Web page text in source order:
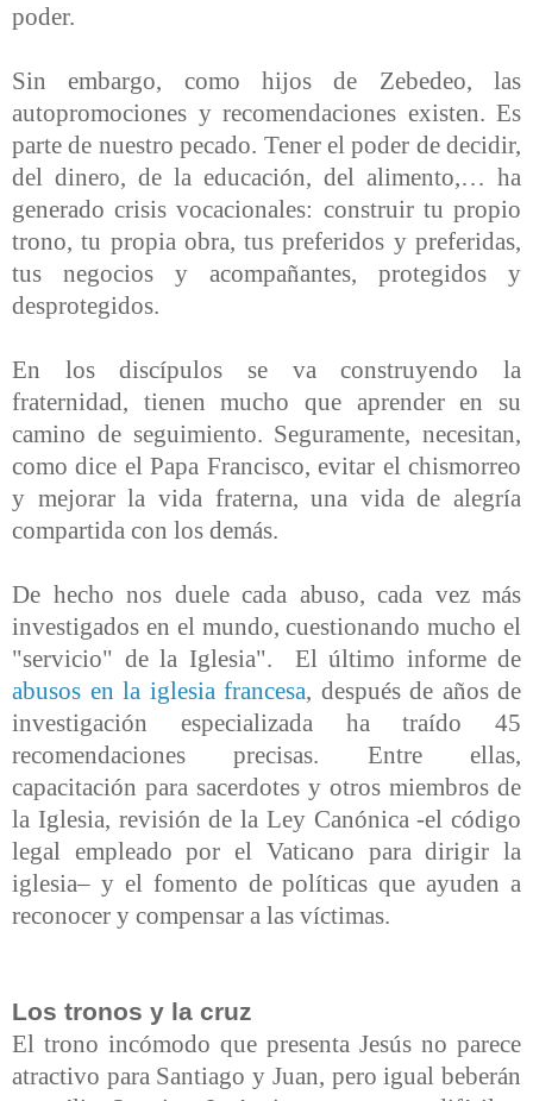
poder.
Sin embargo, como hijos de Zebedeo, las
autopromociones y recomendaciones existen. Es
parte de nuestro pecado. Tener el poder de decidir,
del dinero, de la educación, del alimento,… ha
generado crisis vocacionales: construir tu propio
trono, tu propia obra, tus preferidos y preferidas,
tus negocios y acompañantes, protegidos y
desprotegidos.
En los discípulos se va construyendo la
fraternidad, tienen mucho que aprender en su
camino de seguimiento. Seguramente, necesitan,
como dice el Papa Francisco, evitar el chismorreo
y mejorar la vida fraterna, una vida de alegría
compartida con los demás.
De hecho nos duele cada abuso, cada vez más
investigados en el mundo, cuestionando mucho el
"servicio" de la Iglesia". El último informe de
abusos en la iglesia francesa, después de años de
investigación especializada ha traído 45
recomendaciones precisas. Entre ellas,
capacitación para sacerdotes y otros miembros de
la Iglesia, revisión de la Ley Canónica -el código
legal empleado por el Vaticano para dirigir la
iglesia– y el fomento de políticas que ayuden a
reconocer y compensar a las víctimas.
Los tronos y la cruz
El trono incómodo que presenta Jesús no parece
atractivo para Santiago y Juan, pero igual beberán